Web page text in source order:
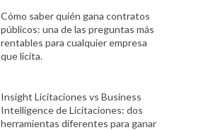
Cómo saber quién gana contratos
públicos: una de las preguntas más
rentables para cualquier empresa
que licita.
Insight Licitaciones vs Business
Intelligence de Licitaciones: dos
herramientas diferentes para ganar